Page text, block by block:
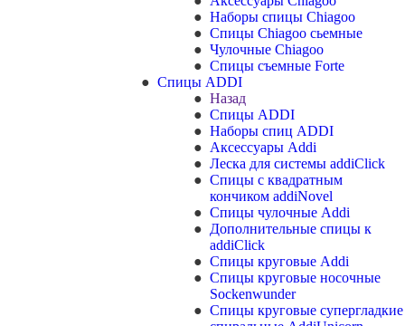
Наборы спицы Chiagoo
Спицы Chiagoo сьемные
Чулочные Chiagoo
Спицы съемные Forte
Спицы ADDI
Назад
Спицы ADDI
Наборы спиц ADDI
Аксессуары Addi
Леска для системы addiClick
Спицы с квадратным
кончиком addiNovel
Спицы чулочные Addi
Дополнительные спицы к
addiClick
Спицы круговые Addi
Спицы круговые носочные
Sockenwunder
Спицы круговые супергладкие